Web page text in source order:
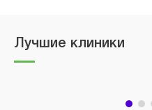
Лучшие клиники